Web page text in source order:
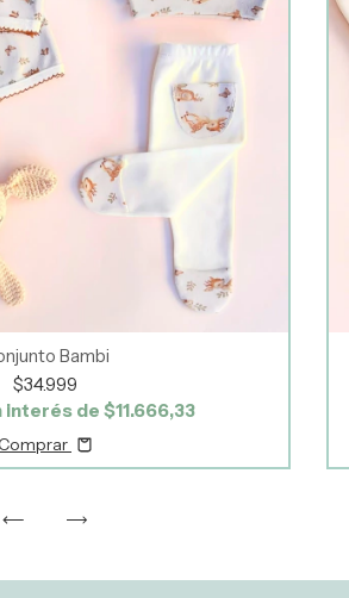
Bambi
$34.999
interés de $11.666,33